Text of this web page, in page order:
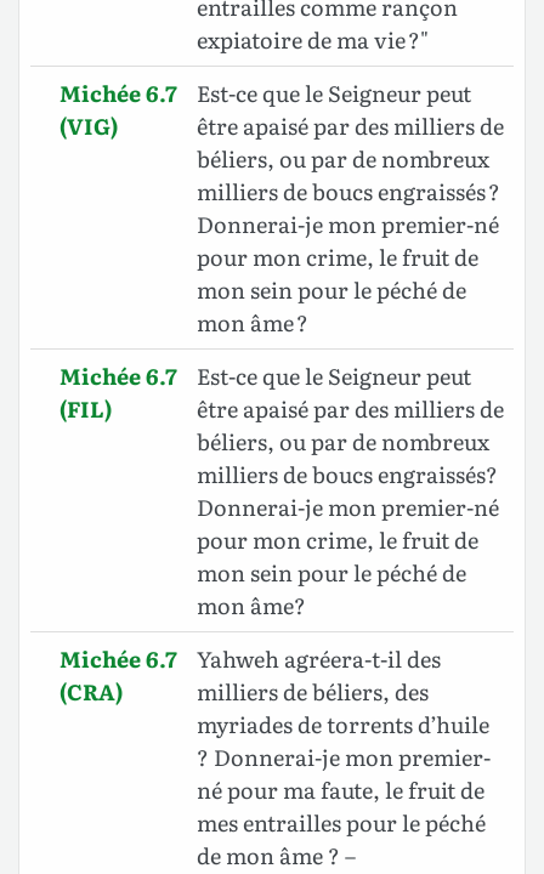
entrailles comme rançon
expiatoire de ma vie ?"
Michée 6.7
(VIG)
Est-ce que le Seigneur peut
être apaisé par des milliers de
béliers, ou par de nombreux
milliers de boucs engraissés ?
Donnerai-je mon premier-né
pour mon crime, le fruit de
mon sein pour le péché de
mon âme ?
Michée 6.7
(FIL)
Est-ce que le Seigneur peut
être apaisé par des milliers de
béliers, ou par de nombreux
milliers de boucs engraissés?
Donnerai-je mon premier-né
pour mon crime, le fruit de
mon sein pour le péché de
mon âme?
Michée 6.7
(CRA)
Yahweh agréera-t-il des
milliers de béliers, des
myriades de torrents d’huile
? Donnerai-je mon premier-
né pour ma faute, le fruit de
mes entrailles pour le péché
de mon âme ? –